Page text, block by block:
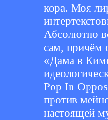
кора. Моя
Абсолютно
сам, причём
«Дама в
Pop In
против
настоящей